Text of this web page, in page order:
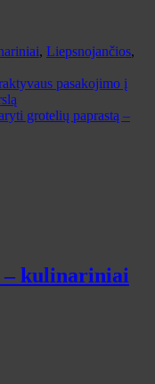
, Liepsnojančios,
pasakojimo į
grotelių paprastą –
– kulinariniai